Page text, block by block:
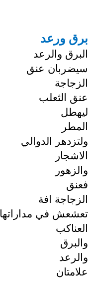
برق ورعد
البرق والرعد
سيضربان عنق
الزجاجة
عنق الثعلب
ليهطل
المطر
ولتزدهر الدوالي
الاشجار
والزهور
فعنق
الزجاجة افة
تعشعش في مداراتها
العناكب
والبرق
والرعد
علامتان